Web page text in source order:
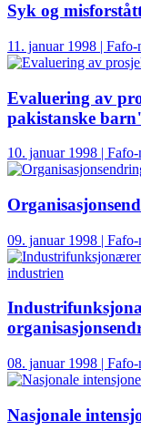
Syk og
11. januar 1998 |
Evaluering av
pakistanske
10. januar 1998 | Fafo-
09. januar 1998 |
08. januar 1998 |
Nasjonale